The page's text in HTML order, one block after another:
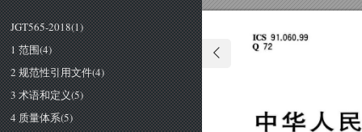
JGT565-2018(1)
1 范围(4)
2 规范性引用文件(4)
3 术语和定义(5)
4 质量体系(5)
ICS 91.060.99
Q 72
中华人